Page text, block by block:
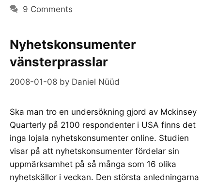
9 Comments
Nyhetskonsumenter
vänsterprasslar
2008-01-08 by Daniel Nüüd
Ska man tro en undersökning gjord av Mckinsey
Quarterly på 2100 respondenter i USA finns det
inga lojala nyhetskonsumenter online. Studien
visar på att nyhetskonsumenter fördelar sin
uppmärksamhet på så många som 16 olika
nyhetskällor i veckan. Den största anledningarna